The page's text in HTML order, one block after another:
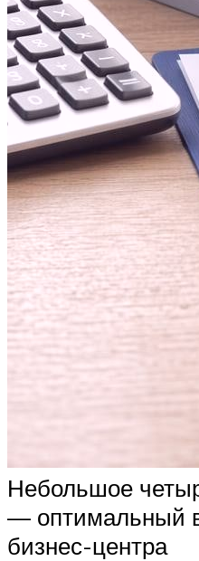
Небольшое
— оптимальный
бизнес-центра